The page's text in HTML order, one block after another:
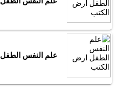
علم النفس الطفل